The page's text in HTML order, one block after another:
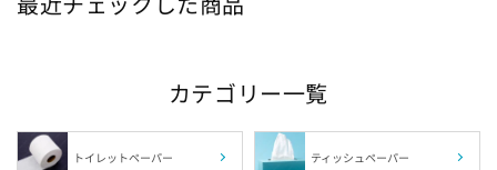
サイズから探す
カラーから探す
カテゴリー一覧
トイレットペーパー ティッシュペーパー